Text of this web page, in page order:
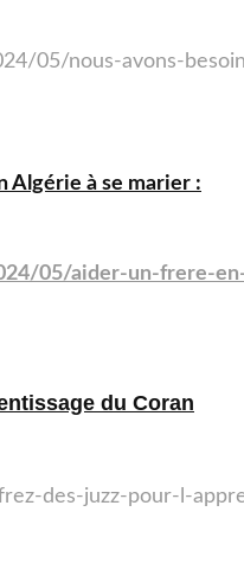
05/nous-avons-
Algérie à se marier :
05/aider-un-frere-
du Coran
des-juzz-pour-l-